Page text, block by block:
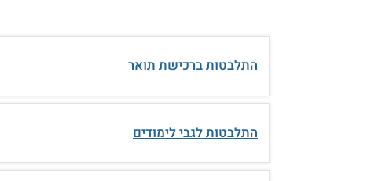
התלבטות ברכישת תואר
התלבטות לגבי לימודים